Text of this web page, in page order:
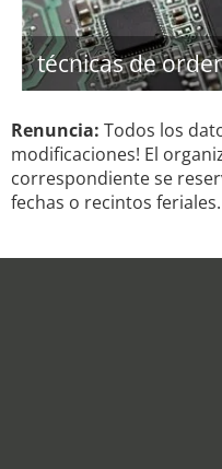
técnicas de
Renuncia: Todos los
modificaciones! El
correspondiente se
fechas o recintos feriales.